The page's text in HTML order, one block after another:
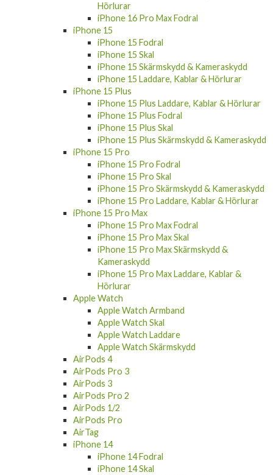
Hörlurar
iPhone 16 Pro Max Fodral
iPhone 15
iPhone 15 Fodral
iPhone 15 Skal
iPhone 15 Skärmskydd & Kameraskydd
iPhone 15 Laddare, Kablar & Hörlurar
iPhone 15 Plus
iPhone 15 Plus Laddare, Kablar & Hörlurar
iPhone 15 Plus Fodral
iPhone 15 Plus Skal
iPhone 15 Plus Skärmskydd & Kameraskydd
iPhone 15 Pro
iPhone 15 Pro Fodral
iPhone 15 Pro Skal
iPhone 15 Pro Skärmskydd & Kameraskydd
iPhone 15 Pro Laddare, Kablar & Hörlurar
iPhone 15 Pro Max
iPhone 15 Pro Max Fodral
iPhone 15 Pro Max Skal
iPhone 15 Pro Max Skärmskydd &
Kameraskydd
iPhone 15 Pro Max Laddare, Kablar &
Hörlurar
Apple Watch
Apple Watch Armband
Apple Watch Skal
Apple Watch Laddare
Apple Watch Skärmskydd
AirPods 4
AirPods Pro 3
AirPods 3
AirPods Pro 2
AirPods 1/2
AirPods Pro
AirTag
iPhone 14
iPhone 14 Fodral
iPhone 14 Skal